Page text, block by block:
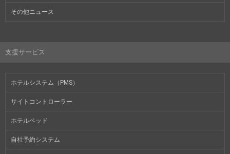
その他ニュース
支援サービス
ホテルシステム（PMS）
サイトコントローラー
ホテルベッド
自社予約システム